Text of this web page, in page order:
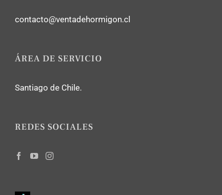
contacto@ventadehormigon.cl
ÁREA DE SERVICIO
Santiago de Chile.
REDES SOCIALES